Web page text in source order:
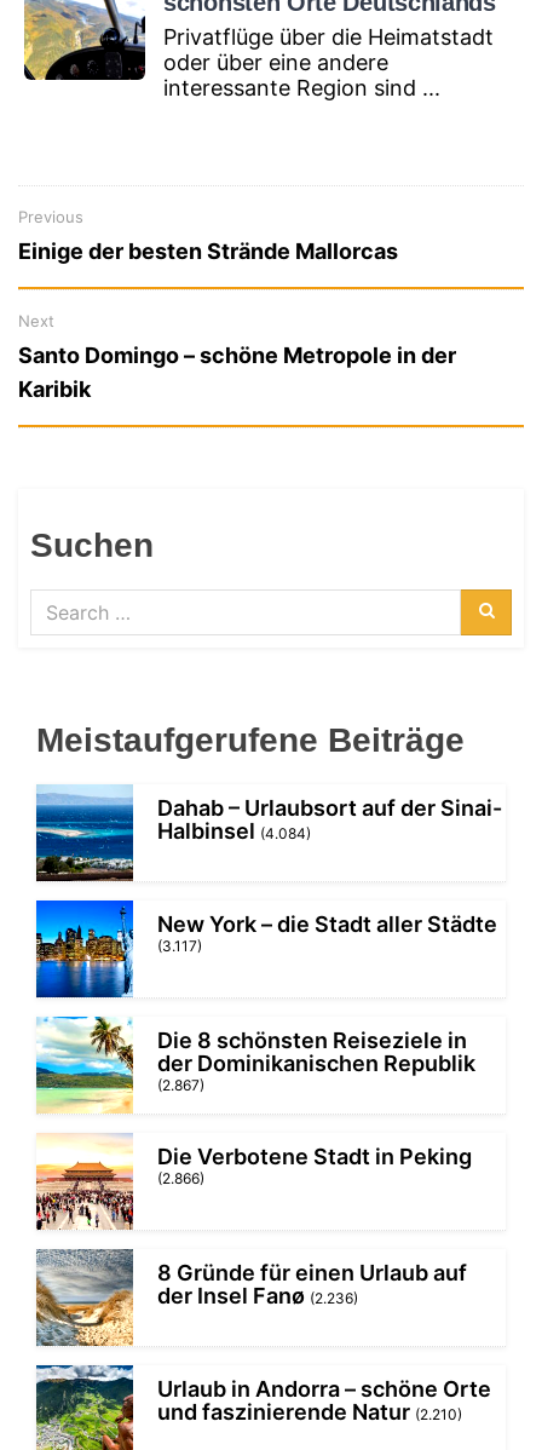
Privatflüge über die Heimatstadt
oder über eine andere
interessante Region sind ...
Beitragsnavigation
Previous
Previous
Einige der besten Strände Mallorcas
Next
Next
post:
Santo Domingo – schöne Metropole in der
Karibik
Suchen
Search
Meistaufgerufene Beiträge
Dahab – Urlaubsort auf der Sinai-
Halbinsel (4.084)
New York – die Stadt aller Städte
(3.117)
Die 8 schönsten Reiseziele in
der Dominikanischen Republik
(2.867)
Die Verbotene Stadt in Peking
(2.866)
8 Gründe für einen Urlaub auf
der Insel Fanø (2.236)
Urlaub in Andorra – schöne Orte
und faszinierende Natur (2.210)